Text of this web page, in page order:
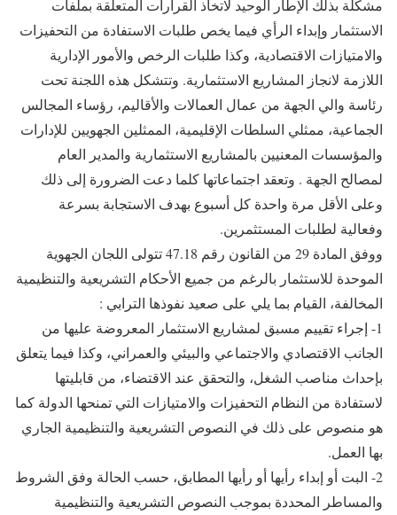
مشكلة بذلك الإطار الوحيد لاتخاذ القرارات المتعلقة بملفات
الاستثمار وإبداء الرأي فيما يخص طلبات الاستفادة من التحفيزات
والامتيازات الاقتصادية، وكذا طلبات الرخص والأمور الإدارية
اللازمة لانجاز المشاريع الاستثمارية. وتتشكل هذه اللجنة تحت
رئاسة والي الجهة من عمال العمالات والأقاليم، رؤساء المجالس
الجماعية، ممثلي السلطات الإقليمية، الممثلين الجهويين للإدارات
والمؤسسات المعنيين بالمشاريع الاستثمارية والمدير العام
لمصالح الجهة . وتعقد اجتماعاتها كلما دعت الضرورة إلى ذلك
وعلى الأقل مرة واحدة كل أسبوع بهدف الاستجابة بسرعة
وفعالية لطلبات المستثمرين.
ووفق المادة 29 من القانون رقم 47.18 تتولى اللجان الجهوية
الموحدة للاستثمار بالرغم من جميع الأحكام التشريعية والتنظيمية
المخالفة، القيام بما يلي على صعيد نفوذها الترابي :
1- إجراء تقييم مسبق لمشاريع الاستثمار المعروضة عليها من
الجانب الاقتصادي والاجتماعي والبيئي والعمراني، وكذا فيما يتعلق
بإحداث مناصب الشغل، والتحقق عند الاقتضاء، من قابليتها
لاستفادة من النظام التحفيزات والامتيازات التي تمنحها الدولة كما
هو منصوص على ذلك في النصوص التشريعية والتنظيمية الجاري
بها العمل.
2- البت أو إبداء رأيها أو رأيها المطابق، حسب الحالة وفق الشروط
والمساطر المحددة بموجب النصوص التشريعية والتنظيمية